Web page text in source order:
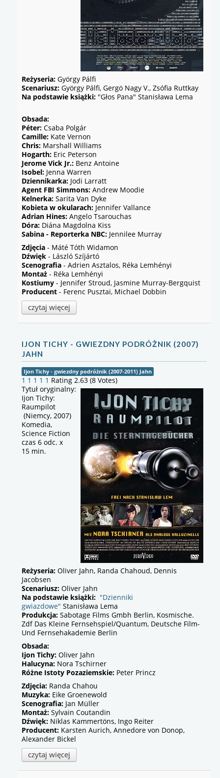
Reżyseria: György Pálfi
Scenariusz: György Pálfi, Gergö Nagy V., Zsófia Ruttkay
Na podstawie książki: "Głos Pana" Stanisława Lema
Obsada:
Péter: Csaba Polgár
Camille: Kate Vernon
Chris: Marshall Williams
Hogarth: Eric Peterson
Jerome Vick Jr.: Benz Antoine
Isobel: Jenna Warren
Dziennikarka: Jodi Larratt
Agent FBI Simmons: Andrew Moodie
Kelnerka: Sarita Van Dyke
Kobieta w okularach: Jennifer Vallance
Adrian Hines: Angelo Tsarouchas
Dóra: Diána Magdolna Kiss
Sabina - Reporterka NBC: Jennilee Murray
Zdjęcia - Máté Tóth Widamon
Dźwięk - László Szíjártó
Scenografia - Adrien Asztalos, Réka Lemhényi
Montaż - Réka Lemhényi
Kostiumy - Jennifer Stroud, Jasmine Murray-Bergquist
Producent - Ferenc Pusztai, Michael Dobbin
czytaj więcej
IJON TICHY - GWIEZDNY PODRÓŻNIK (2007)
JAHN
Ijon Tichy - gwiezdny podróżnik (2007-2011) Jahn
1 1 1 1 1 Rating 2.63 (8 Votes)
Tytuł oryginalny:
Ijon Tichy:
Raumpilot
(Niemcy, 2007)
Komedia,
Science Fiction
czas 6 odc. x
15 min.
Reżyseria: Oliver Jahn, Randa Chahoud, Dennis
Jacobsen
Scenariusz: Oliver Jahn
Na podstawie książki: "Dzienniki
gwiazdowe" Stanisława Lema
Produkcja: Sabotage Films Gmbh Berlin, Kosmische.
Zdf Das Kleine Fernsehspiel/Quantum, Deutsche Film-
Und Fernsehakademie Berlin
Obsada:
Ijon Tichy: Oliver Jahn
Halucyna: Nora Tschirner
Różne Istoty Pozaziemskie: Peter Princz
Zdjęcia: Randa Chahou
Muzyka: Eike Groenewold
Scenografia: Jan Müller
Montaż: Sylvain Coutandin
Dźwięk: Niklas Kammertöns, Ingo Reiter
Producent: Karsten Aurich, Annedore von Donop,
Alexander Bickel
czytaj więcej